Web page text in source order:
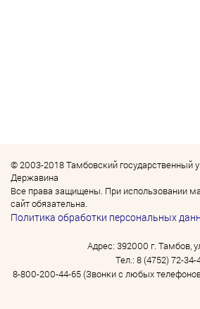
© 2003-2018 Тамбовский государственный
Державина
Все права защищены. При использовании
сайт обязательна.
Политика обработки персональных
Адрес: 392000 г. Тамбов,
Тел.: 8 (4752) 72-
8-800-200-44-65 (Звонки с любых